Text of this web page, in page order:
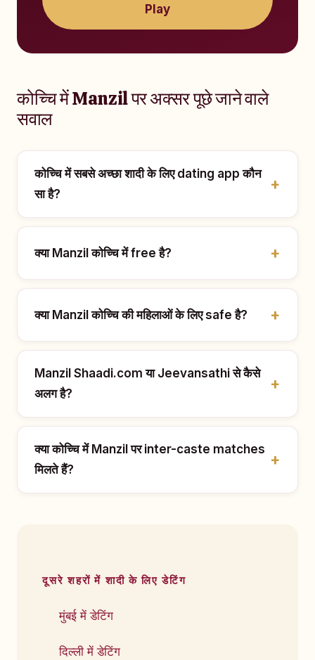
Play
कोच्चि में Manzil पर अक्सर पूछे जाने वाले
सवाल
कोच्चि में सबसे अच्छा शादी के लिए dating app कौन
सा है?
क्या Manzil कोच्चि में free है?
क्या Manzil कोच्चि की महिलाओं के लिए safe है?
Manzil Shaadi.com या Jeevansathi से कैसे
अलग है?
क्या कोच्चि में Manzil पर inter-caste matches
मिलते हैं?
दूसरे शहरों में शादी के लिए डेटिंग
मुंबई में डेटिंग
दिल्ली में डेटिंग